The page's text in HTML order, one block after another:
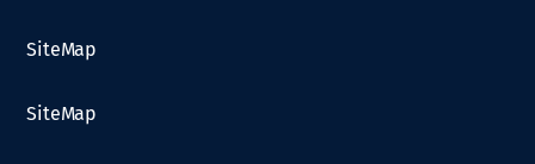
SiteMap
SiteMap